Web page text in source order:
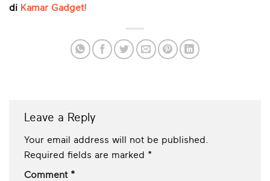
di Kamar Gadget!
Leave a Reply
Your email address will not be published.
Required fields are marked *
Comment *